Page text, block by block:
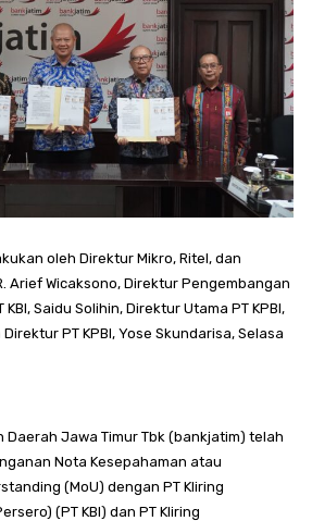
oleh Direktur Mikro, Ritel, dan
Arief Wicaksono, Direktur Pengembangan
Saidu Solihin, Direktur Utama PT KPBI,
PT KPBI, Yose Skundarisa, Selasa
Daerah Jawa Timur Tbk (bankjatim) telah
Nota Kesepahaman atau
(MoU) dengan PT Kliring
(PT KBI) dan PT Kliring